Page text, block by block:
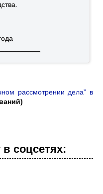
20__года
рассмотрении дела” в
в cоцcетях: